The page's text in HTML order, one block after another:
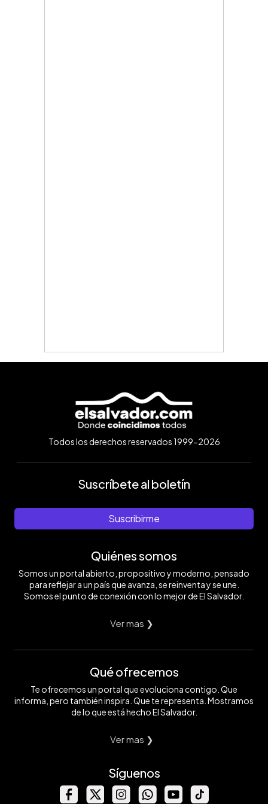
Todos los derechos reservados 1999-2026
Suscríbete al boletín
Suscribirme
Quiénes somos
Somos un portal abierto, propositivo y moderno, pensado
para reflejar a un país que avanza, se reinventa y se une.
Somos el punto de conexión con lo mejor de El Salvador.
Ver mas ❯
Qué ofrecemos
Te ofrecemos un portal que evoluciona contigo. Que
informa, pero también inspira. Que te representa. Mostramos
de lo que está hecho El Salvador.
Ver mas ❯
Síguenos